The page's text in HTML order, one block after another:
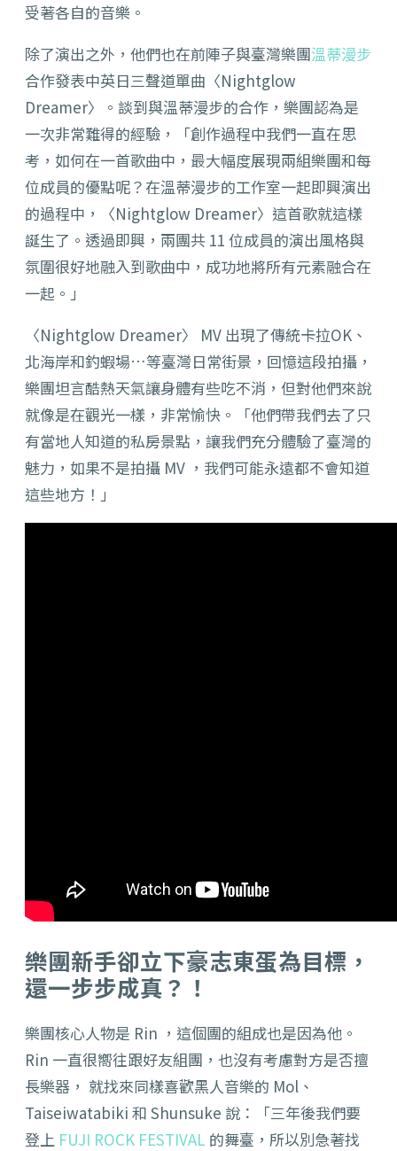
受著各自的音樂。
除了演出之外，他們也在前陣子與臺灣樂團溫蒂漫步
合作發表中英日三聲道單曲〈Nightglow
Dreamer〉。談到與溫蒂漫步的合作，樂團認為是
一次非常難得的經驗，「創作過程中我們一直在思
考，如何在一首歌曲中，最大幅度展現兩組樂團和每
位成員的優點呢？在溫蒂漫步的工作室一起即興演出
的過程中，〈Nightglow Dreamer〉這首歌就這樣
誕生了。透過即興，兩團共 11 位成員的演出風格與
氛圍很好地融入到歌曲中，成功地將所有元素融合在
一起。」
〈Nightglow Dreamer〉 MV 出現了傳統卡拉OK、
北海岸和釣蝦場…等臺灣日常街景，回憶這段拍攝，
樂團坦言酷熱天氣讓身體有些吃不消，但對他們來說
就像是在觀光一樣，非常愉快。「他們帶我們去了只
有當地人知道的私房景點，讓我們充分體驗了臺灣的
魅力，如果不是拍攝 MV ，我們可能永遠都不會知道
這些地方！」
樂團新手卻立下豪志東蛋為目標，
還一步步成真？！
樂團核心人物是 Rin ，這個團的組成也是因為他。
Rin 一直很嚮往跟好友組團，也沒有考慮對方是否擅
長樂器， 就找來同樣喜歡黑人音樂的 Mol、
Taiseiwatabiki 和 Shunsuke 說：「三年後我們要
登上 FUJI ROCK FESTIVAL 的舞臺，所以別急著找